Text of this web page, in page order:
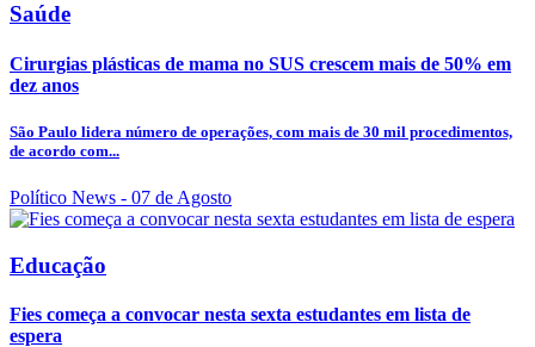
Saúde
Cirurgias plásticas de mama no SUS crescem mais de 50% em
dez anos
São Paulo lidera número de operações, com mais de 30 mil procedimentos,
de acordo com...
Político News - 07 de Agosto
Educação
Fies começa a convocar nesta sexta estudantes em lista de
espera